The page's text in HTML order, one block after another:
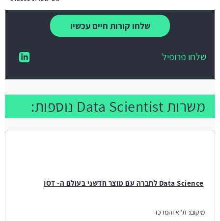
שלחו קורות חיים עכשיו
שלחו פרופיל
משרות Data Scientist נוספות:
Data Science לחברה עם מוצר חדשני בעולם ה- IOT
מיקום: ת"א והמרכז